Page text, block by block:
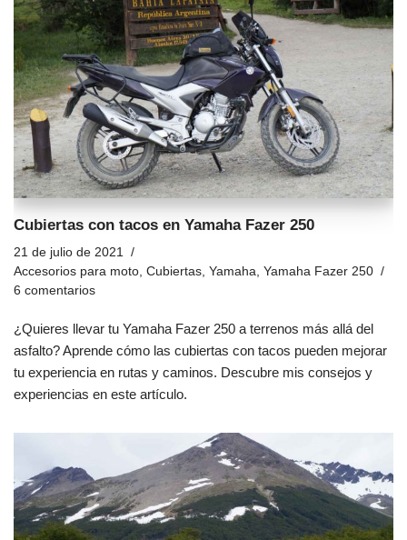
Cubiertas con tacos en Yamaha Fazer 250
21 de julio de 2021
Accesorios para moto Cubiertas Yamaha Yamaha Fazer 250
6 comentarios
¿Quieres llevar tu Yamaha Fazer 250 a terrenos más allá del
asfalto? Aprende cómo las cubiertas con tacos pueden mejorar
tu experiencia en rutas y caminos. Descubre mis consejos y
experiencias en este artículo.